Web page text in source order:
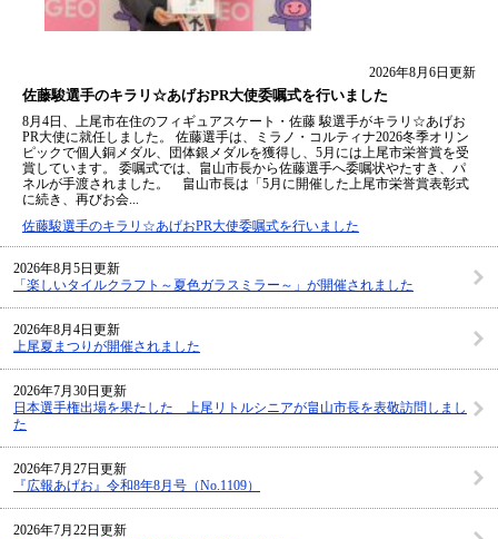
2026年8月6日更新
佐藤駿選手のキラリ☆あげおPR大使委嘱式を行いました
8月4日、上尾市在住のフィギュアスケート・佐藤 駿選手がキラリ☆あげお
PR大使に就任しました。 佐藤選手は、ミラノ・コルティナ2026冬季オリン
ピックで個人銅メダル、団体銀メダルを獲得し、5月には上尾市栄誉賞を受
賞しています。 委嘱式では、畠山市長から佐藤選手へ委嘱状やたすき、パ
ネルが手渡されました。 畠山市長は「5月に開催した上尾市栄誉賞表彰式
に続き、再びお会...
佐藤駿選手のキラリ☆あげおPR大使委嘱式を行いました
2026年8月5日更新
「楽しいタイルクラフト～夏色ガラスミラー～」が開催されました
2026年8月4日更新
上尾夏まつりが開催されました
2026年7月30日更新
日本選手権出場を果たした 上尾リトルシニアが畠山市長を表敬訪問しまし
た
2026年7月27日更新
『広報あげお』令和8年8月号（No.1109）
2026年7月22日更新